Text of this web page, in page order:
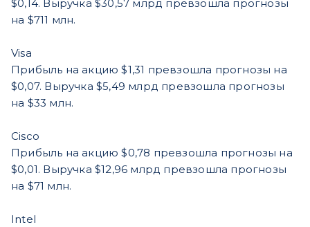
$0,14. Выручка $30,57 млрд превзошла прогнозы
на $711 млн.
Visa
Прибыль на акцию $1,31 превзошла прогнозы на
$0,07. Выручка $5,49 млрд превзошла прогнозы
на $33 млн.
Cisco
Прибыль на акцию $0,78 превзошла прогнозы на
$0,01. Выручка $12,96 млрд превзошла прогнозы
на $71 млн.
Intel